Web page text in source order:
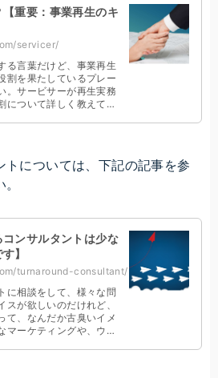
重要：事業再生のキ
servicer/
る言葉だけど、事業再生
割を果たしているプレー
。サービサーが再生実務
について詳しく教えてほ
トについては、下記の記事を参
ンサルタントは少な
】
turnaround-consultant/
に相談をして、様々な問
スが欲しいのだけれど、
て、なんだか古臭いイメ
マーケティングや、ウェ